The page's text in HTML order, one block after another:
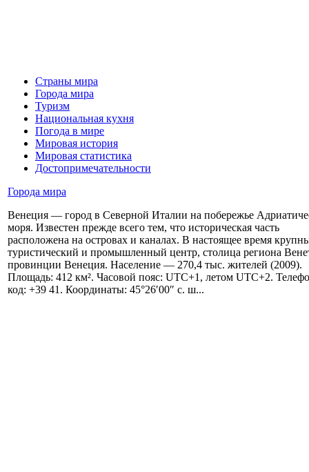
Страны мира
Города мира
Туризм
Национальная кухня
Погода в мире
Мировая история
Мировая статистика
Достопримечательности
Города мира
Венеция — город в Северной Италии на побережье
моря. Известен прежде всего тем, что историческая часть
расположена на островах и каналах. В настоящее время
туристический и промышленный центр, столица региона
провинции Венеция. Население — 270,4 тыс. жителей (2009).
Площадь: 412 км². Часовой пояс: UTC+1, летом UTC+2.
код: +39 41. Координаты: 45°26′00″ с. ш...